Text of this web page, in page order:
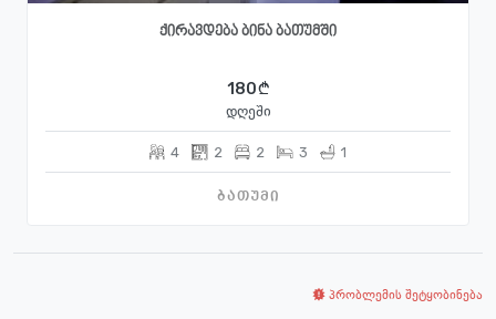
ქირავდება ბინა ბათუმში
180
დღეში
4 2 2 3 1
ბათუმი
პრობლემის შეტყობინება